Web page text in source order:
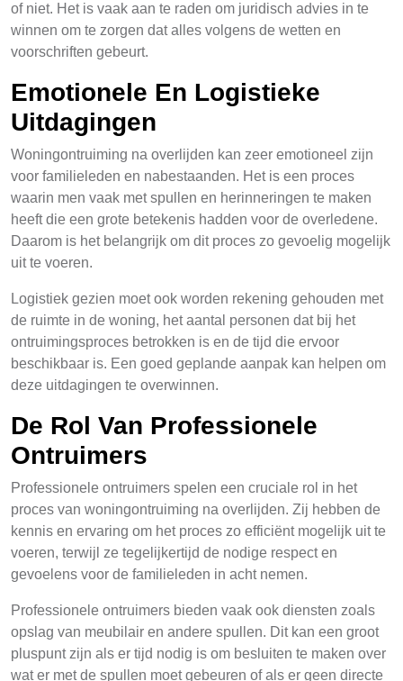
of niet. Het is vaak aan te raden om juridisch advies in te
winnen om te zorgen dat alles volgens de wetten en
voorschriften gebeurt.
Emotionele En Logistieke
Uitdagingen
Woningontruiming na overlijden kan zeer emotioneel zijn
voor familieleden en nabestaanden. Het is een proces
waarin men vaak met spullen en herinneringen te maken
heeft die een grote betekenis hadden voor de overledene.
Daarom is het belangrijk om dit proces zo gevoelig mogelijk
uit te voeren.
Logistiek gezien moet ook worden rekening gehouden met
de ruimte in de woning, het aantal personen dat bij het
ontruimingsproces betrokken is en de tijd die ervoor
beschikbaar is. Een goed geplande aanpak kan helpen om
deze uitdagingen te overwinnen.
De Rol Van Professionele
Ontruimers
Professionele ontruimers spelen een cruciale rol in het
proces van woningontruiming na overlijden. Zij hebben de
kennis en ervaring om het proces zo efficiënt mogelijk uit te
voeren, terwijl ze tegelijkertijd de nodige respect en
gevoelens voor de familieleden in acht nemen.
Professionele ontruimers bieden vaak ook diensten zoals
opslag van meubilair en andere spullen. Dit kan een groot
pluspunt zijn als er tijd nodig is om besluiten te maken over
wat er met de spullen moet gebeuren of als er geen directe